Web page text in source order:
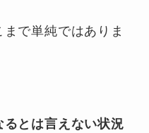
で単純ではありま
とは言えない状況